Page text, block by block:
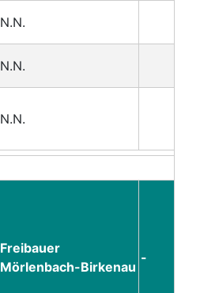
N.N.
N.N.
N.N.
Freibauer
Mörlenbach-Birkenau
-